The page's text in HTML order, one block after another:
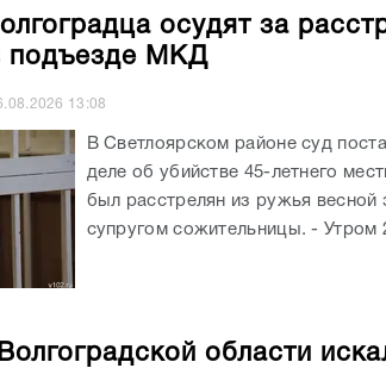
осудят за
подъезде МКД
13:08
В Светлоярском районе суд
деле об убийстве 45-летнего
был расстрелян из ружья весной
супругом сожительницы. - Утром
области